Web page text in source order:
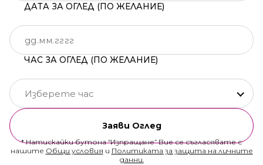
ДАТА ЗА ОГЛЕД (ПО ЖЕЛАНИЕ)
ЧАС ЗА ОГЛЕД (ПО ЖЕЛАНИЕ)
Изберете час
Заяви Оглед
* Натискайки бутона “Изпращане” Вие се съгласявате с
нашите Общи условия и Политиката за защита на личните
данни.